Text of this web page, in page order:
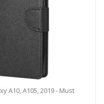
A10, A105, 2019 - Must